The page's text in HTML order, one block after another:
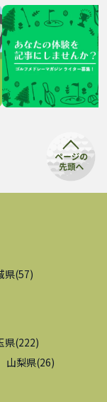
県(57)
県(222)
山梨県(26)